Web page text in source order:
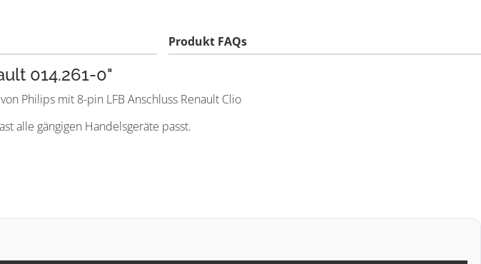
Produkt FAQs
014.261-0"
Philips mit 8-pin LFB Anschluss Renault Clio
alle gängigen Handelsgeräte passt.